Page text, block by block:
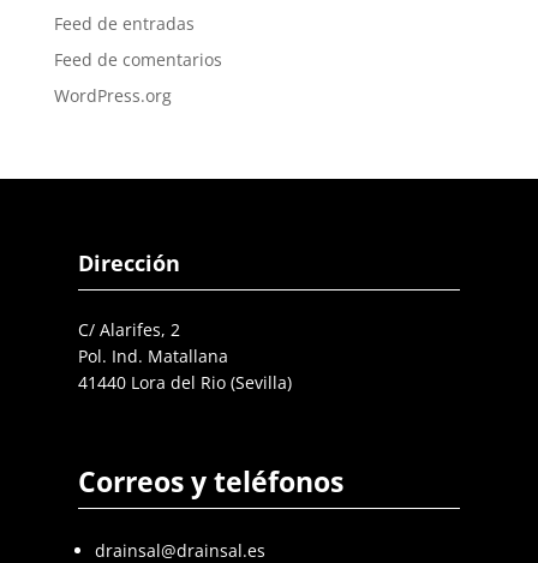
Feed de entradas
Feed de comentarios
WordPress.org
Dirección
C/ Alarifes, 2
Pol. Ind. Matallana
41440 Lora del Rio (Sevilla)
Correos y teléfonos
drainsal@drainsal.es